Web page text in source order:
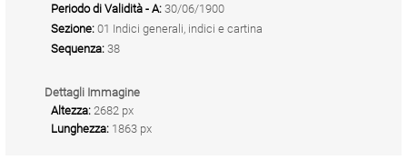
Periodo di Validità - A: 30/06/1900
Sezione: 01 Indici generali, indici e cartina
Sequenza: 38
Dettagli Immagine
Altezza: 2682 px
Lunghezza: 1863 px